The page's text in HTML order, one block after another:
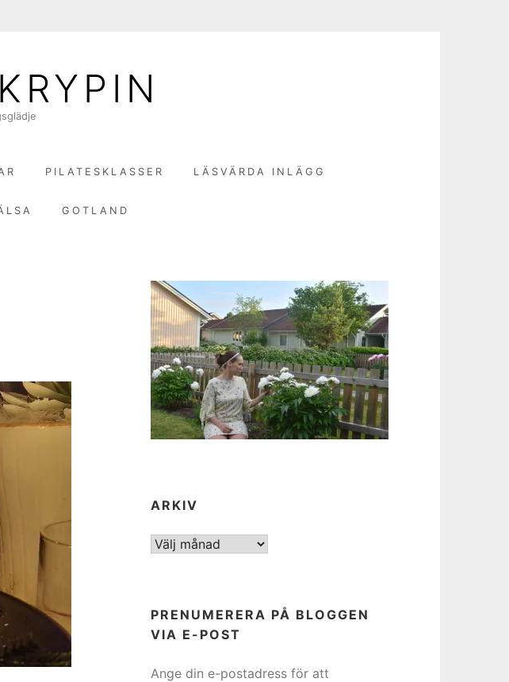
PILATESKLASSER LÄSVÄRDA INLÄGG
GOTLAND
ARKIV
ARKIV
PRENUMERERA PÅ BLOGGEN
VIA E-POST
Ange din e-postadress för att